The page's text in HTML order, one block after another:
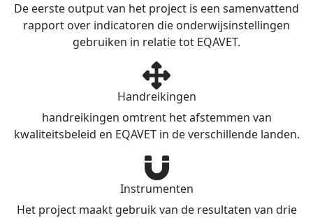
De eerste output van het project is een samenvattend
rapport over indicatoren die onderwijsinstellingen
gebruiken in relatie tot EQAVET.
Handreikingen
handreikingen omtrent het afstemmen van
kwaliteitsbeleid en EQAVET in de verschillende landen.
Instrumenten
Het project maakt gebruik van de resultaten van drie